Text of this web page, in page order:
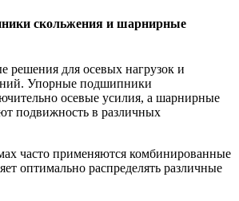
скольжения и шарнирные
решения для осевых нагрузок и
Упорные подшипники
осевые усилия, а шарнирные
подвижность в различных
часто применяются комбинированные
оптимально распределять различные